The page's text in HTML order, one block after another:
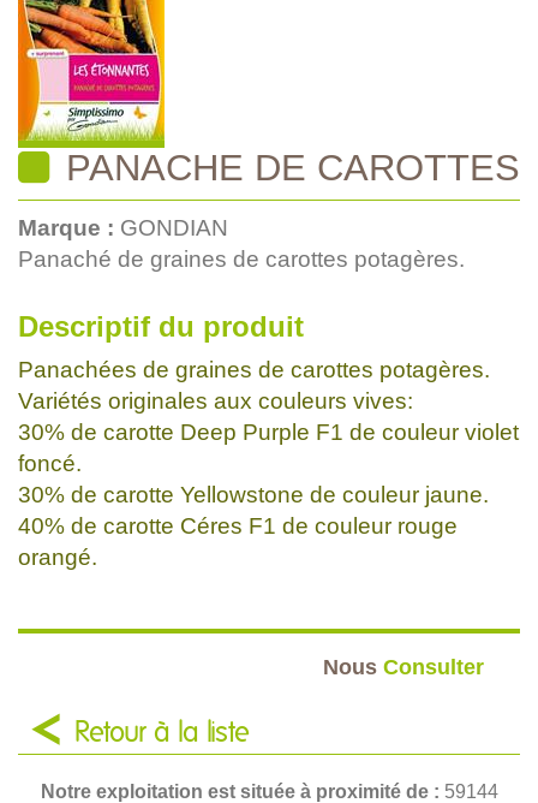
PANACHE DE CAROTTES
Marque : GONDIAN
Panaché de graines de carottes potagères.
Descriptif du produit
Panachées de graines de carottes potagères.
Variétés originales aux couleurs vives:
30% de carotte Deep Purple F1 de couleur violet
foncé.
30% de carotte Yellowstone de couleur jaune.
40% de carotte Céres F1 de couleur rouge
orangé.
Nous Consulter
Retour à la liste
Notre exploitation est située à proximité de : 59144